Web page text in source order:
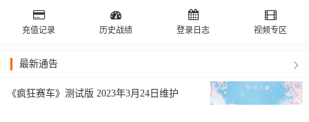
充值记录 历史战绩 登录日志 视频专区
最新通告
《疯狂赛车》测试版 2023年3月24日维护